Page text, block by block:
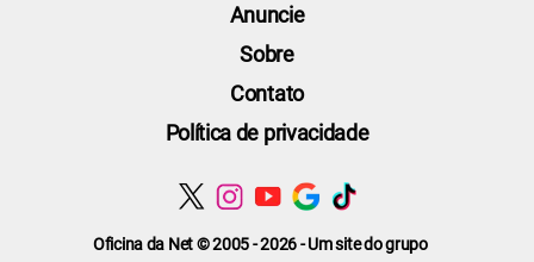
Oficina da Net © 2005 - 2026 - Um site do grupo
Anuncie
Sobre
Contato
Política de privacidade